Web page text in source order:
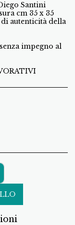
Santini
cm 35 x 35
autenticità della
impegno al